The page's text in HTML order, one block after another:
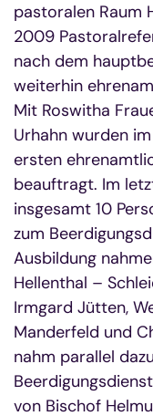
pastoralen Raum
2009
nach dem
weiterhin
Mit Roswitha
Urhahn wurden
ersten
beauftragt. Im
insgesamt 10
zum
Ausbildung
Hellenthal –
Irmgard Jütten,
Manderfeld und
nahm parallel
von Bischof